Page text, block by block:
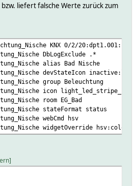
liefert falsche Werte zurück zum
KNX 0/2/
DbLogExclude .*
alias Bad Nische
devStateIcon
group Beleuchtung
icon light_led_stripe_rgb
room EG_Bad
stateFormat status
webCmd hsv
widgetOverride